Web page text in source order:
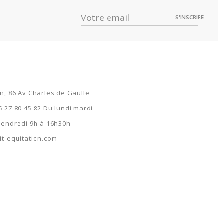
S'INSCRIRE
86 Av Charles de Gaulle
27 80 45 82 Du lundi mardi
9h à 16h30h
equitation.com